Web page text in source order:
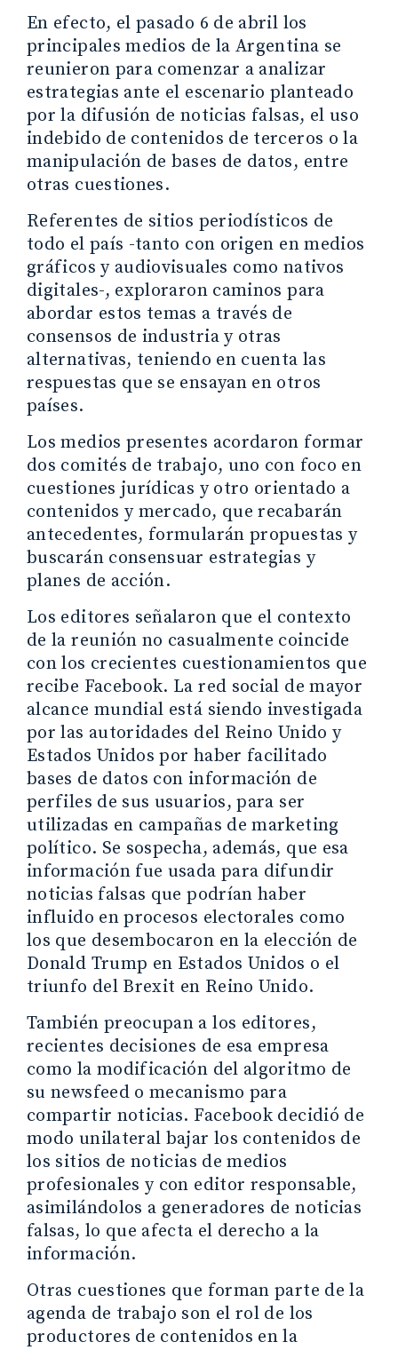
En efecto, el pasado 6 de abril los
principales medios de la Argentina se
reunieron para comenzar a analizar
estrategias ante el escenario planteado
por la difusión de noticias falsas, el uso
indebido de contenidos de terceros o la
manipulación de bases de datos, entre
otras cuestiones.
Referentes de sitios periodísticos de
todo el país -tanto con origen en medios
gráficos y audiovisuales como nativos
digitales-, exploraron caminos para
abordar estos temas a través de
consensos de industria y otras
alternativas, teniendo en cuenta las
respuestas que se ensayan en otros
países.
Los medios presentes acordaron formar
dos comités de trabajo, uno con foco en
cuestiones jurídicas y otro orientado a
contenidos y mercado, que recabarán
antecedentes, formularán propuestas y
buscarán consensuar estrategias y
planes de acción.
Los editores señalaron que el contexto
de la reunión no casualmente coincide
con los crecientes cuestionamientos que
recibe Facebook. La red social de mayor
alcance mundial está siendo investigada
por las autoridades del Reino Unido y
Estados Unidos por haber facilitado
bases de datos con información de
perfiles de sus usuarios, para ser
utilizadas en campañas de marketing
político. Se sospecha, además, que esa
información fue usada para difundir
noticias falsas que podrían haber
influido en procesos electorales como
los que desembocaron en la elección de
Donald Trump en Estados Unidos o el
triunfo del Brexit en Reino Unido.
También preocupan a los editores,
recientes decisiones de esa empresa
como la modificación del algoritmo de
su newsfeed o mecanismo para
compartir noticias. Facebook decidió de
modo unilateral bajar los contenidos de
los sitios de noticias de medios
profesionales y con editor responsable,
asimilándolos a generadores de noticias
falsas, lo que afecta el derecho a la
información.
Otras cuestiones que forman parte de la
agenda de trabajo son el rol de los
productores de contenidos en la